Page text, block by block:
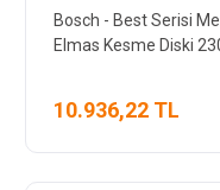
Bosch - Best Serisi
Elmas Kesme Diski
10.936,22 TL